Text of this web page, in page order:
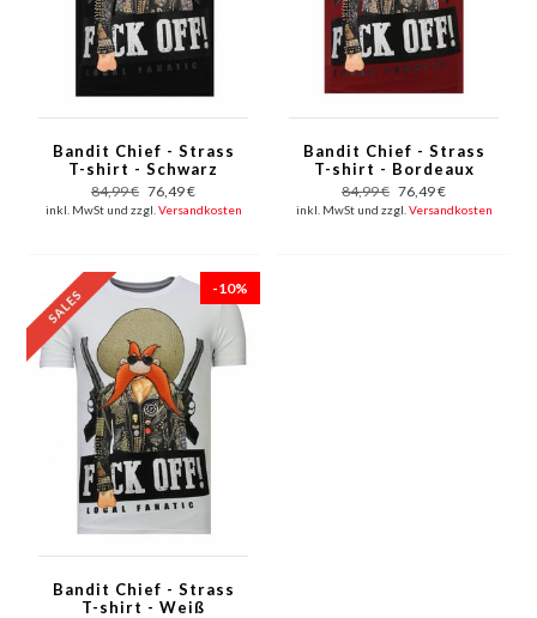
Bandit Chief - Strass
T-shirt - Schwarz
84,99 € 76,49 €
inkl. MwSt und zzgl. Versandkosten
Bandit Chief - Strass
T-shirt - Bordeaux
84,99 € 76,49 €
inkl. MwSt und zzgl. Versandkosten
-10%
Bandit Chief - Strass
T-shirt - Weiß